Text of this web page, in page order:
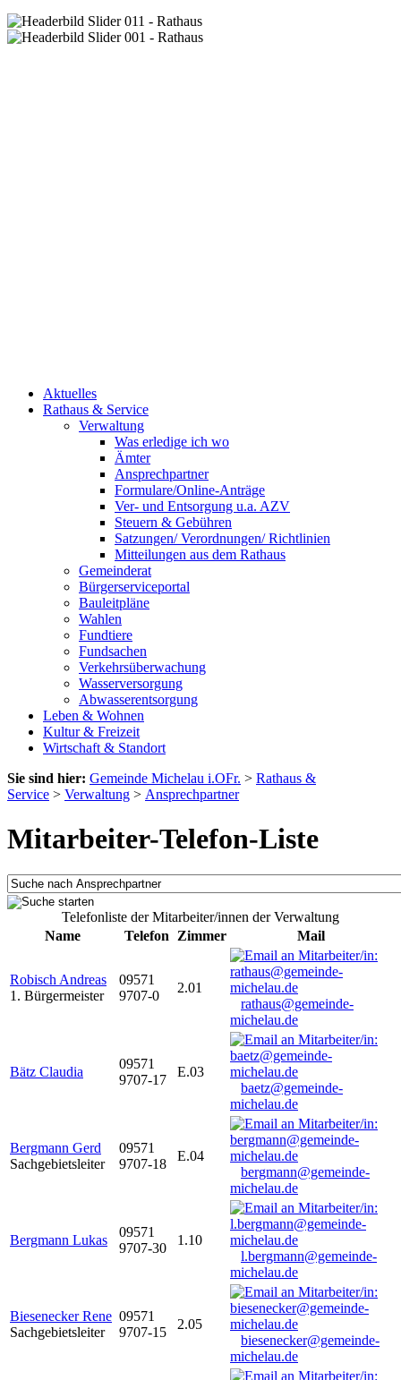
Aktuelles
Rathaus & Service
Verwaltung
Was erledige ich wo
Ämter
Ansprechpartner
Formulare/Online-Anträge
Ver- und Entsorgung u.a. AZV
Steuern & Gebühren
Satzungen/ Verordnungen/ Richtlinien
Mitteilungen aus dem Rathaus
Gemeinderat
Bürgerserviceportal
Bauleitpläne
Wahlen
Fundtiere
Fundsachen
Verkehrsüberwachung
Wasserversorgung
Abwasserentsorgung
Leben & Wohnen
Kultur & Freizeit
Wirtschaft & Standort
Sie sind hier: Gemeinde Michelau i.OFr. > Rathaus &
Service > Verwaltung > Ansprechpartner
Mitarbeiter-Telefon-Liste
Telefonliste der Mitarbeiter/innen der Verwaltung
Name
Telefon Zimmer Mail
Robisch Andreas
1. Bürgermeister
09571
9707-0
2.01
rathaus@gemeinde-
michelau.de
Bätz Claudia
09571
9707-17
E.03
baetz@gemeinde-
michelau.de
Bergmann Gerd
Sachgebietsleiter
09571
9707-18
E.04
bergmann@gemeinde-
michelau.de
Bergmann Lukas
09571
9707-30
1.10
l.bergmann@gemeinde-
michelau.de
Biesenecker Rene
Sachgebietsleiter
09571
9707-15
2.05
biesenecker@gemeinde-
michelau.de